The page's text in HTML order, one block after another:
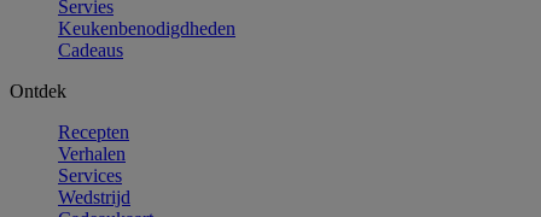
Servies
Keukenbenodigdheden
Cadeaus
Ontdek
Recepten
Verhalen
Services
Wedstrijd